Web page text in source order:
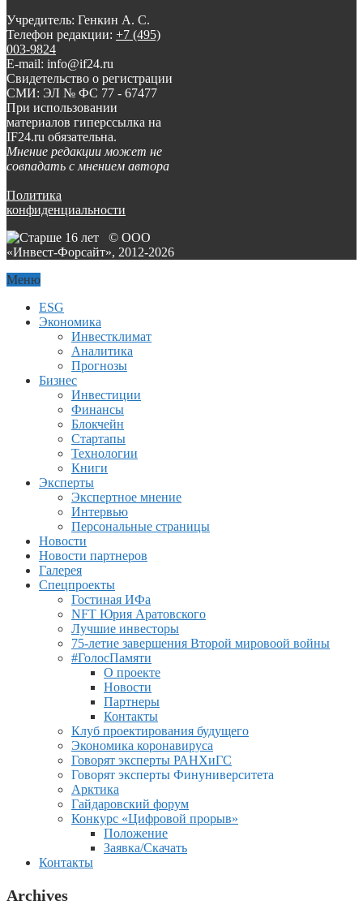
Учредитель: Генкин А. С.
Телефон редакции: +7 (495)
003-9824
E-mail: info@if24.ru
Свидетельство о регистрации
СМИ: ЭЛ № ФС 77 - 67477
При использовании
материалов гиперссылка на
IF24.ru обязательна.
Мнение редакции может не
совпадать с мнением автора
Политика
конфиденциальности
© ООО
«Инвест-Форсайт», 2012-2026
Меню
ESG
Экономика
Инвестклимат
Аналитика
Прогнозы
Бизнес
Инвестиции
Финансы
Блокчейн
Стартапы
Технологии
Книги
Эксперты
Экспертное мнение
Интервью
Персональные страницы
Новости
Новости партнеров
Галерея
Спецпроекты
Гостиная ИФа
NFT Юрия Аратовского
Лучшие инвесторы
75-летие завершения Второй мировоой войны
#ГолосПамяти
О проекте
Новости
Партнеры
Контакты
Клуб проектирования будущего
Экономика коронавируса
Говорят эксперты РАНХиГС
Говорят эксперты Финуниверситета
Арктика
Гайдаровский форум
Конкурс «Цифровой прорыв»
Положение
Заявка/Скачать
Контакты
Archives